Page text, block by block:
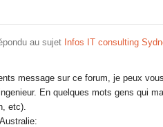
au sujet Infos IT consulting
message sur ce forum, je peux
En quelques mots gens qui
etc).